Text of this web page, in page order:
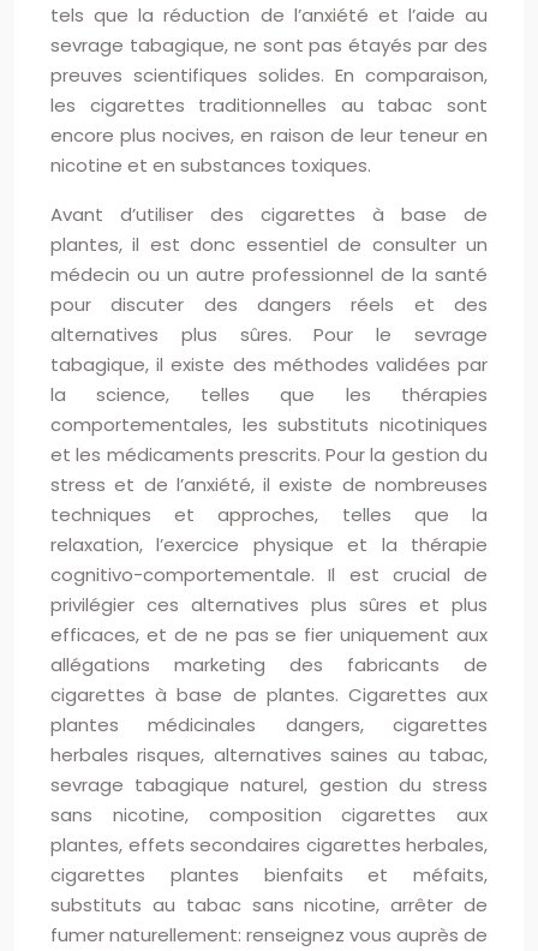
tels que la réduction de l’anxiété et l’aide au
sevrage tabagique, ne sont pas étayés par des
preuves scientifiques solides. En comparaison,
les cigarettes traditionnelles au tabac sont
encore plus nocives, en raison de leur teneur en
nicotine et en substances toxiques.
Avant d’utiliser des cigarettes à base de
plantes, il est donc essentiel de consulter un
médecin ou un autre professionnel de la santé
pour discuter des dangers réels et des
alternatives plus sûres. Pour le sevrage
tabagique, il existe des méthodes validées par
la science, telles que les thérapies
comportementales, les substituts nicotiniques
et les médicaments prescrits. Pour la gestion du
stress et de l’anxiété, il existe de nombreuses
techniques et approches, telles que la
relaxation, l’exercice physique et la thérapie
cognitivo-comportementale. Il est crucial de
privilégier ces alternatives plus sûres et plus
efficaces, et de ne pas se fier uniquement aux
allégations marketing des fabricants de
cigarettes à base de plantes. Cigarettes aux
plantes médicinales dangers, cigarettes
herbales risques, alternatives saines au tabac,
sevrage tabagique naturel, gestion du stress
sans nicotine, composition cigarettes aux
plantes, effets secondaires cigarettes herbales,
cigarettes plantes bienfaits et méfaits,
substituts au tabac sans nicotine, arrêter de
fumer naturellement: renseignez vous auprès de